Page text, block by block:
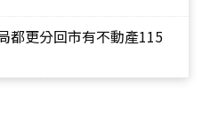
都更分回市有不動產115